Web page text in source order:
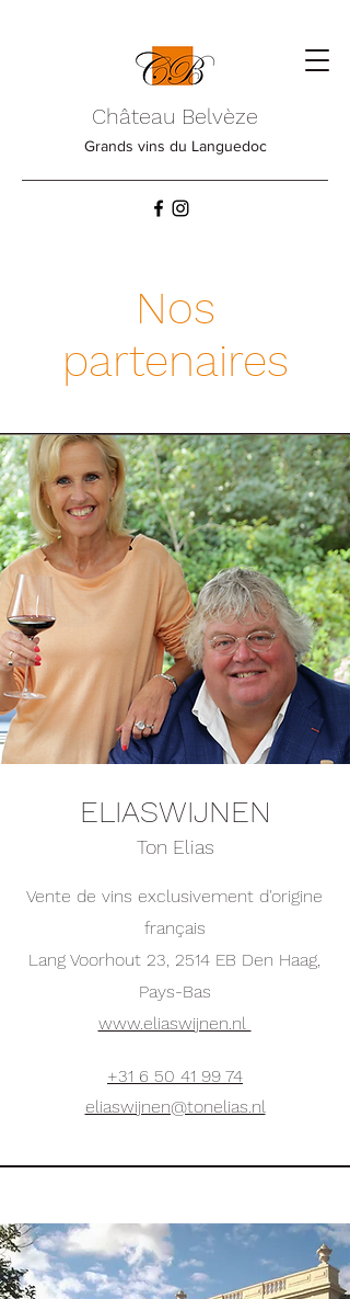
Château Belvèze
Grands vins du Languedoc
Nos
partenaires
ELIASWIJNEN
Ton Elias
Vente de vins exclusivement d'origine
français
Lang Voorhout 23, 2514 EB Den Haag,
Pays-Bas
www.eliaswijnen.nl
+31 6 50 41 99 74
eliaswijnen@tonelias.nl